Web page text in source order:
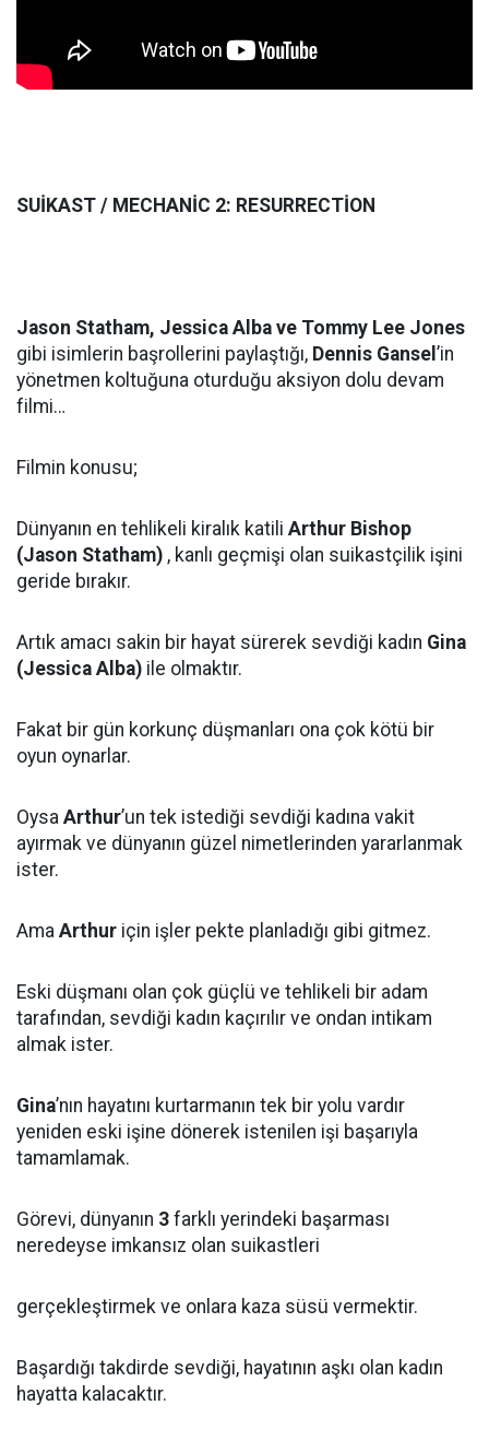
SUİKAST / MECHANİC 2: RESURRECTİON
Jason Statham, Jessica Alba ve Tommy Lee Jones
gibi isimlerin başrollerini paylaştığı, Dennis Gansel ’in
yönetmen koltuğuna oturduğu aksiyon dolu devam
filmi…
Filmin konusu;
Dünyanın en tehlikeli kiralık katili Arthur Bishop
(Jason Statham) , kanlı geçmişi olan suikastçilik işini
geride bırakır.
Artık amacı sakin bir hayat sürerek sevdiği kadın Gina
(Jessica Alba) ile olmaktır.
Fakat bir gün korkunç düşmanları ona çok kötü bir
oyun oynarlar.
Oysa Arthur’un tek istediği sevdiği kadına vakit
ayırmak ve dünyanın güzel nimetlerinden yararlanmak
ister.
Ama Arthur için işler pekte planladığı gibi gitmez.
Eski düşmanı olan çok güçlü ve tehlikeli bir adam
tarafından, sevdiği kadın kaçırılır ve ondan intikam
almak ister.
Gina’nın hayatını kurtarmanın tek bir yolu vardır
yeniden eski işine dönerek istenilen işi başarıyla
tamamlamak.
Görevi, dünyanın 3 farklı yerindeki başarması
neredeyse imkansız olan suikastleri
gerçekleştirmek ve onlara kaza süsü vermektir.
Başardığı takdirde sevdiği, hayatının aşkı olan kadın
hayatta kalacaktır.